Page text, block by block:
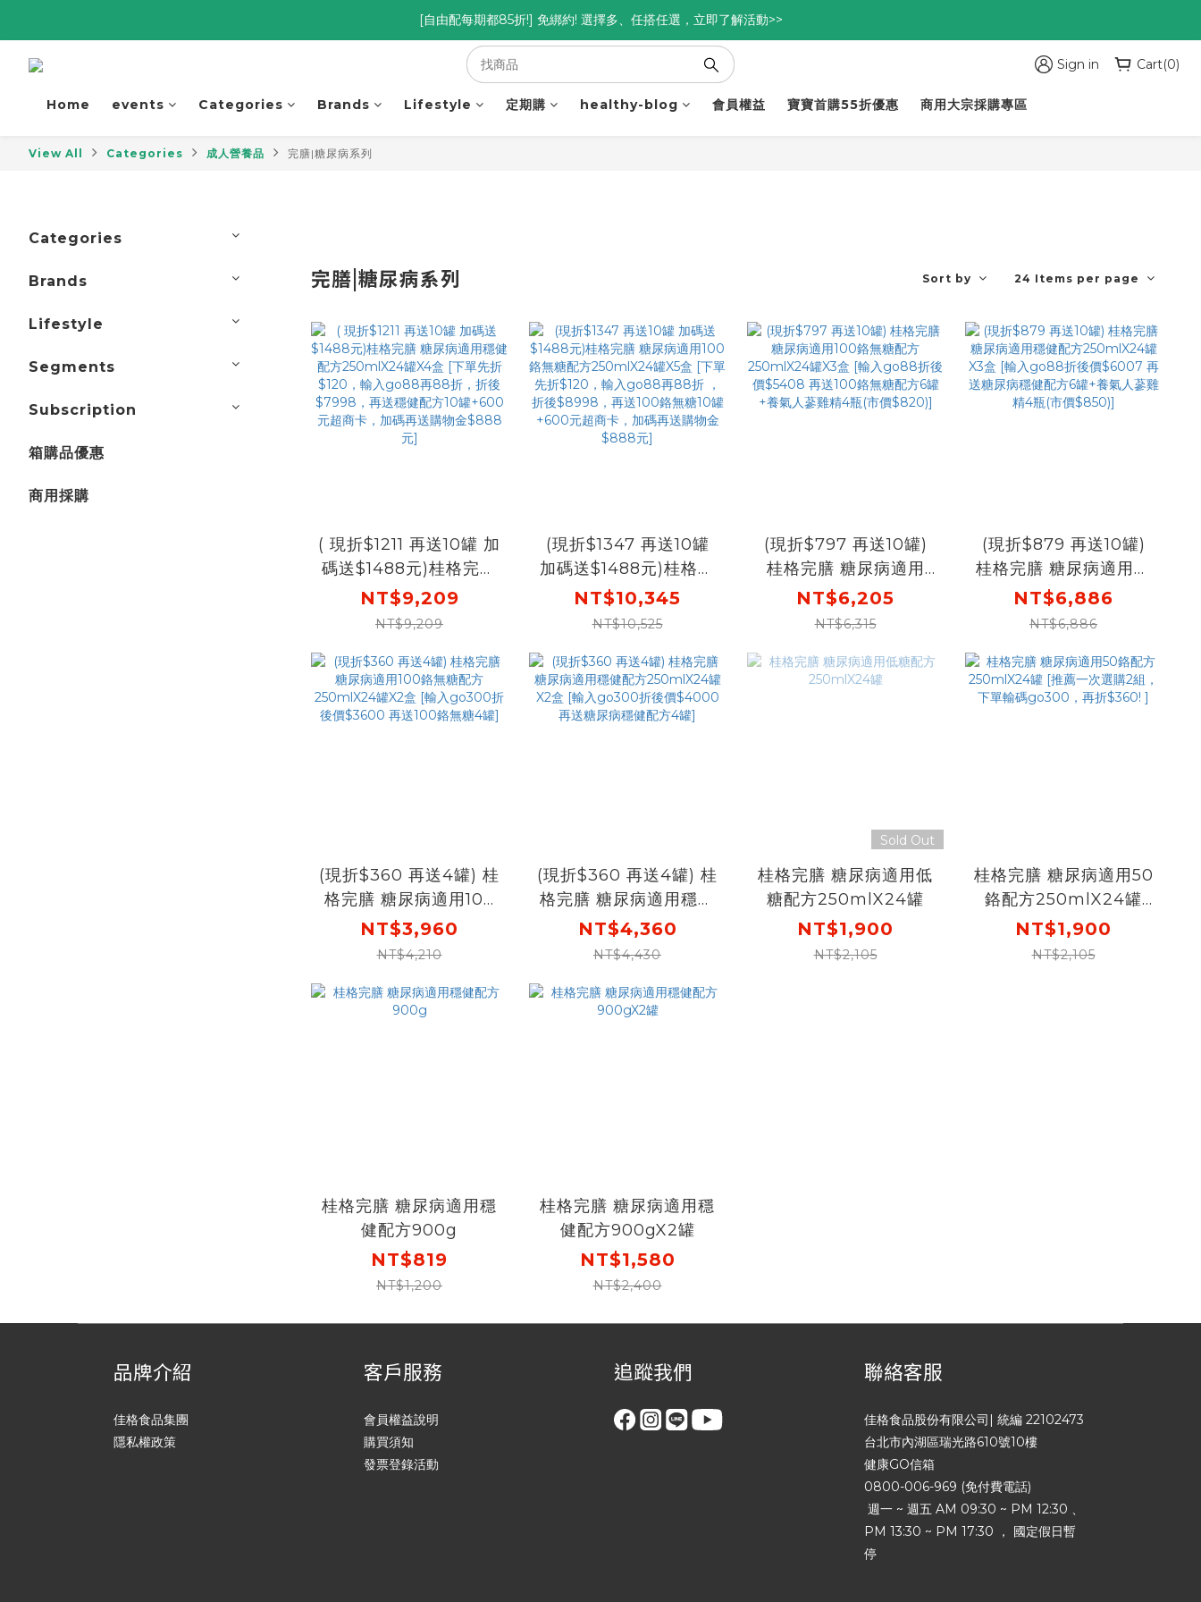
優惠碼<go300> $3,000折$300  優惠碼<go88> $5,000享88折
[自由配每期都85折!] 免綁約! 選擇多、任搭任選，立即了解活動>>
優惠碼<go300> $3,000折$300  優惠碼<go88> $5,000享88折 Sign in Cart(0)
Home events Categories Brands Lifestyle 定期購 healthy-blog 會員權益 寶寶首購55折優惠 商用大宗採購專區
View All Categories 成人營養品 完膳|糖尿病系列
Categories
Brands
Lifestyle
Segments
Subscription
箱購品優惠
商用採購
完膳|糖尿病系列 Sort by 24 Items per page
( 現折$1211 再送10罐 加
碼送$1488元)桂格完膳
糖尿病適用穩健配方
250mlX24罐X4盒 [下
go88再88折，折後
$7998，再送穩健配方
10罐+600元超商卡，加
NT$9,209
NT$9,209
(現折$1347 再送10罐
加碼送$1488元)桂格完
糖配方250mlX24罐X5
入go88再88折 ，折後
$8998，再送100鉻無
糖10罐+600元超商卡，
NT$10,345
NT$10,525
(現折$797 再送10罐)
桂格完膳 糖尿病適用
100鉻無糖配方
250mlX24罐X3盒 [輸
再送100鉻無糖配方6罐
+養氣人蔘雞精4瓶(市價
NT$6,205
NT$6,315
(現折$879 再送10罐)
桂格完膳 糖尿病適用穩
健配方250mlX24罐X3
盒 [輸入go88折後價
配方6罐+養氣人蔘雞精
4瓶(市價$850)]
NT$6,886
NT$6,886
(現折$360 再送4罐) 桂
格完膳 糖尿病適用100
鉻無糖配方250mlX24
罐X2盒 [輸入go300折
無糖4罐]
NT$3,960
NT$4,210
(現折$360 再送4罐) 桂
格完膳 糖尿病適用穩健
配方250mlX24罐X2盒
[輸入go300折後價
配方4罐]
NT$4,360
NT$4,430
Sold Out
桂格完膳 糖尿病適用低
糖配方250mlX24罐
NT$1,900
NT$2,105
桂格完膳 糖尿病適用50
鉻配方250mlX24罐
[推薦一次選購2組，下
單輸碼go300，再折
NT$1,900
NT$2,105
桂格完膳 糖尿病適用穩
健配方900g
NT$819
NT$1,200
桂格完膳 糖尿病適用穩
健配方900gX2罐
NT$1,580
NT$2,400
品牌介紹
佳格食品集團
隱私權政策
客戶服務
會員權益說明
購買須知
發票登錄活動
追蹤我們 聯絡客服
佳格食品股份有限公司| 統編 22102473
台北市內湖區瑞光路610號10樓
健康GO信箱
0800-006-969 (免付費電話)
週一 ~ 週五 AM 09:30 ~ PM 12:30 、
PM 13:30 ~ PM 17:30 ， 國定假日暫
停